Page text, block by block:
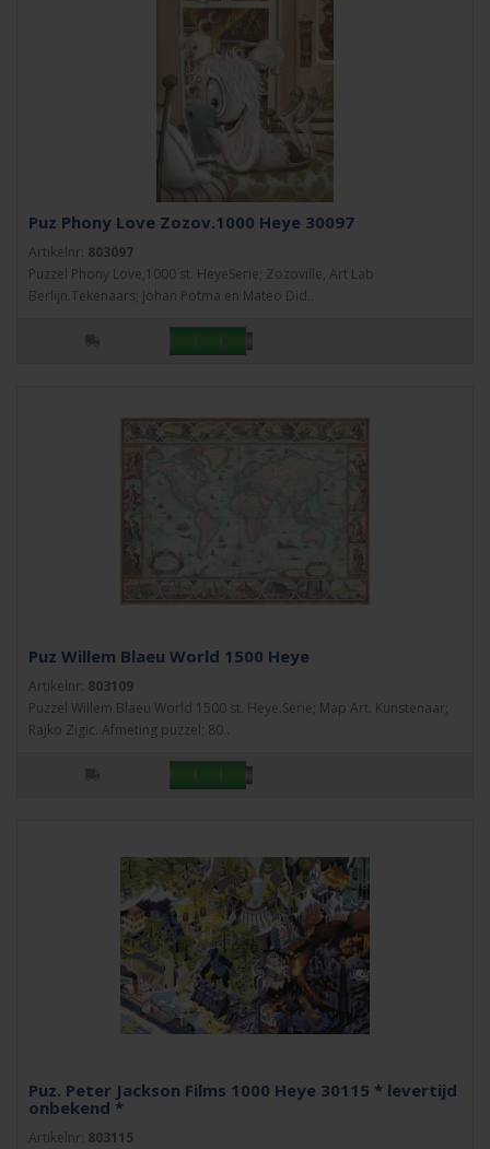
Puz Phony Love Zozov.1000 Heye 30097
Artikelnr: 803097
Puzzel Phony Love,1000 st. HeyeSerie; Zozoville, Art Lab
Berlijn.Tekenaars; Johan Potma en Mateo Did..
Puz Willem Blaeu World 1500 Heye
Artikelnr: 803109
Puzzel Willem Blaeu World 1500 st. Heye.Serie; Map Art. Kunstenaar;
Rajko Zigic. Afmeting puzzel; 80..
Puz. Peter Jackson Films 1000 Heye 30115 * levertijd
onbekend *
Artikelnr: 803115